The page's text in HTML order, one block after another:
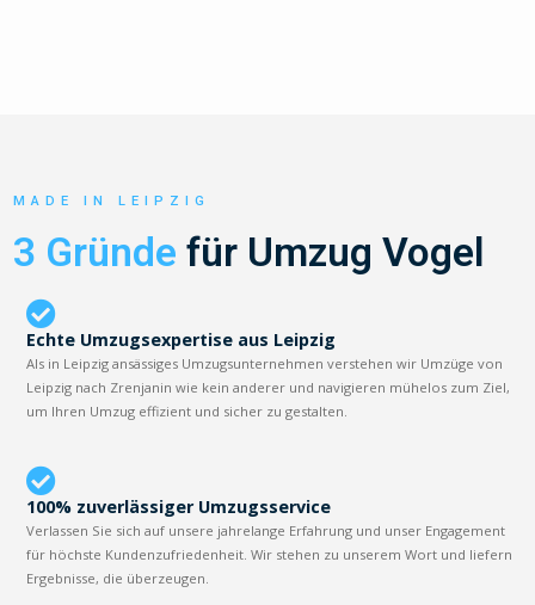
MADE IN LEIPZIG
3 Gründe für Umzug Vogel
Echte Umzugsexpertise aus Leipzig
Als in Leipzig ansässiges Umzugsunternehmen verstehen wir Umzüge von
Leipzig nach Zrenjanin wie kein anderer und navigieren mühelos zum Ziel,
um Ihren Umzug effizient und sicher zu gestalten.
100% zuverlässiger Umzugsservice
Verlassen Sie sich auf unsere jahrelange Erfahrung und unser Engagement
für höchste Kundenzufriedenheit. Wir stehen zu unserem Wort und liefern
Ergebnisse, die überzeugen.